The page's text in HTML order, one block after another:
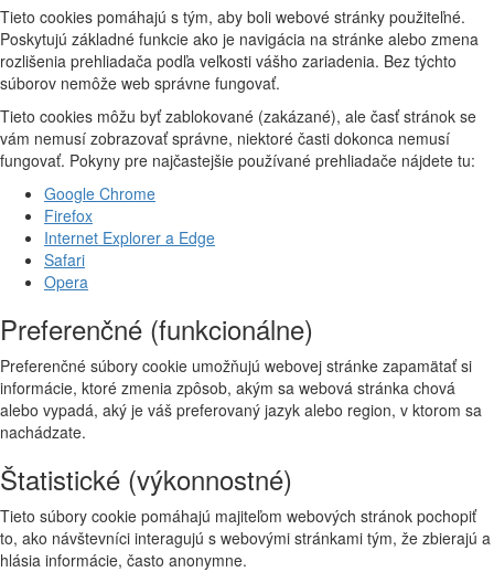
Tieto cookies pomáhajú s tým, aby boli webové stránky použiteľné.
Poskytujú základné funkcie ako je navigácia na stránke alebo zmena
rozlišenia prehliadača podľa veľkosti vášho zariadenia. Bez týchto
súborov nemôže web správne fungovať.
Tieto cookies môžu byť zablokované (zakázané), ale časť stránok se
vám nemusí zobrazovať správne, niektoré časti dokonca nemusí
fungovať. Pokyny pre najčastejšie používané prehliadače nájdete tu:
Google Chrome
Firefox
Internet Explorer a Edge
Safari
Opera
Preferenčné (funkcionálne)
Preferenčné súbory cookie umožňujú webovej stránke zapamätať si
informácie, ktoré zmenia zpôsob, akým sa webová stránka chová
alebo vypadá, aký je váš preferovaný jazyk alebo region, v ktorom sa
nachádzate.
Štatistické (výkonnostné)
Tieto súbory cookie pomáhajú majiteľom webových stránok pochopiť
to, ako návštevníci interagujú s webovými stránkami tým, že zbierajú a
hlásia informácie, často anonymne.